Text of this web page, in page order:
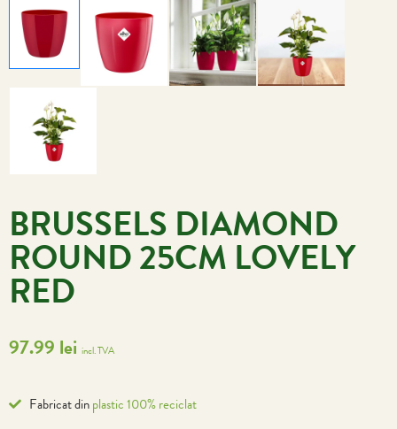
BRUSSELS DIAMOND
ROUND 25CM LOVELY
RED
97.99 lei incl. TVA
Fabricat dinplastic 100% reciclat